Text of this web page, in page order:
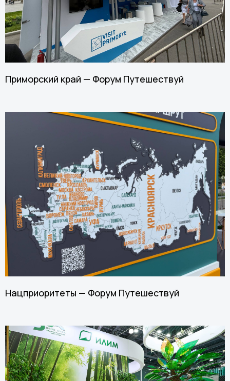
Приморский край — Форум Путешествуй
Нацприоритеты — Форум Путешествуй